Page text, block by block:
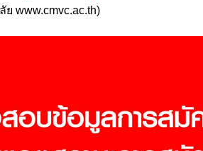
www.cmvc.ac.th)